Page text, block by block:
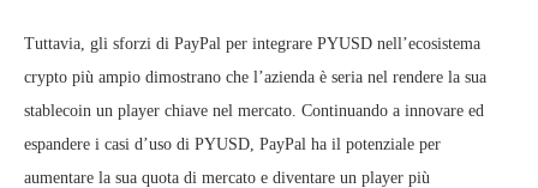
Tuttavia, gli sforzi di PayPal per integrare PYUSD nell’ecosistema
crypto più ampio dimostrano che l’azienda è seria nel rendere la sua
stablecoin un player chiave nel mercato. Continuando a innovare ed
espandere i casi d’uso di PYUSD, PayPal ha il potenziale per
aumentare la sua quota di mercato e diventare un player più